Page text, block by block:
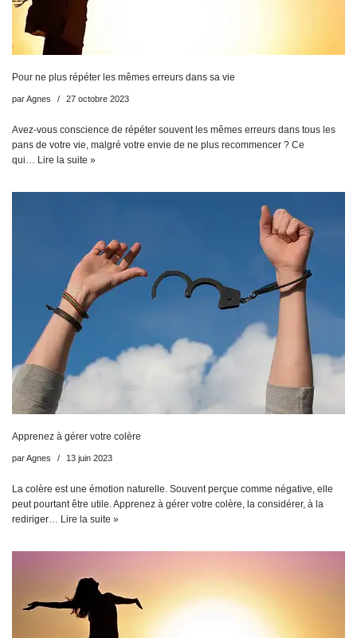
Pour ne plus répéter les mêmes erreurs dans sa vie
parAgnes 27 octobre 2023
Avez-vous conscience de répéter souvent les mêmes erreurs dans tous les
pans de votre vie, malgré votre envie de ne plus recommencer ? Ce
qui… Lire la suite »
Apprenez à gérer votre colère
parAgnes 13 juin 2023
La colère est une émotion naturelle. Souvent perçue comme négative, elle
peut pourtant être utile. Apprenez à gérer votre colère, la considérer, à la
rediriger… Lire la suite »